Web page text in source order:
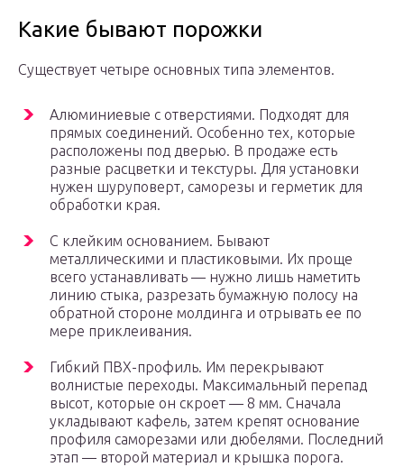
Какие бывают порожки
Существует четыре основных типа элементов.
Алюминиевые с отверстиями. Подходят для
прямых соединений. Особенно тех, которые
расположены под дверью. В продаже есть
разные расцветки и текстуры. Для установки
нужен шуруповерт, саморезы и герметик для
обработки края.
С клейким основанием. Бывают
металлическими и пластиковыми. Их проще
всего устанавливать — нужно лишь наметить
линию стыка, разрезать бумажную полосу на
обратной стороне молдинга и отрывать ее по
мере приклеивания.
Гибкий ПВХ-профиль. Им перекрывают
волнистые переходы. Максимальный перепад
высот, которые он скроет — 8 мм. Сначала
укладывают кафель, затем крепят основание
профиля саморезами или дюбелями. Последний
этап — второй материал и крышка порога.